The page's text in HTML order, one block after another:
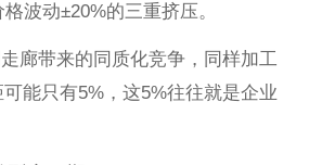
波动±20%的三重挤压。
廊带来的同质化竞争，同样加工
能只有5%，这5%往往就是企业